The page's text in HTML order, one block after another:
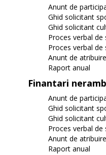
Anunt de
Ghid solicitant
Ghid solicitant
Proces verbal de
Proces verbal
Anunt de atribuire
Raport anual
Finantari
Anunt de
Ghid solicitant
Ghid solicitant
Proces verbal de
Anunt de atribuire
Raport anual